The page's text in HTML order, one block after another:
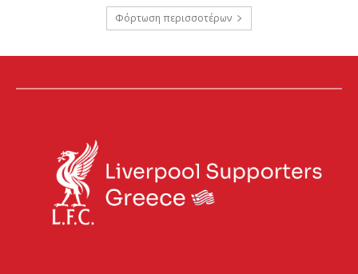
Φόρτωση περισσοτέρων